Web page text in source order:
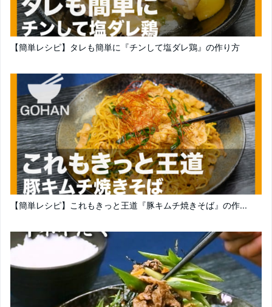
【簡単レシピ】タレも簡単に『チンして塩ダレ鶏』の作り方
【簡単レシピ】これもきっと王道『豚キムチ焼きそば』の作...